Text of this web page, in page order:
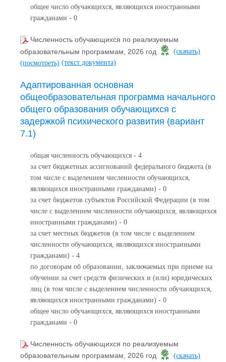
общее число обучающихся, являющихся иностранными
гражданами - 0
Численность обучающихся по реализуемым
образовательным программам, 2026 год
(скачать)
(посмотреть) (текст документа)
Адаптированная основная
общеобразовательная программа начального
общего образования обучающихся с
задержкой психического развития (вариант
7.1)
общая численность обучающихся - 4
за счет бюджетных ассигнований федерального бюджета (в
том числе с выделением численности обучающихся,
являющихся иностранными гражданами) - 0
за счет бюджетов субъектов Российской Федерации (в том
числе с выделением численности обучающихся, являющихся
иностранными гражданами) - 0
за счет местных бюджетов (в том числе с выделением
численности обучающихся, являющихся иностранными
гражданами) - 4
по договорам об образовании, заключаемых при приеме на
обучении за счет средств физических и (или) юридических
лиц (в том числе с выделением численности обучающихся,
являющихся иностранными гражданами) - 0
общее число обучающихся, являющихся иностранными
гражданами - 0
Численность обучающихся по реализуемым
образовательным программам, 2026 год
(скачать)